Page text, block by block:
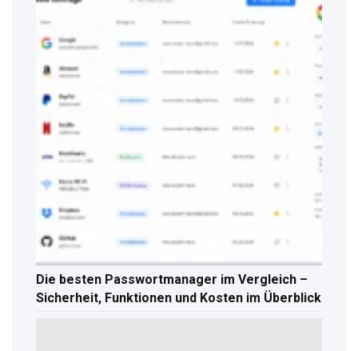
Die besten Passwortmanager im Vergleich –
Sicherheit, Funktionen und Kosten im Überblick